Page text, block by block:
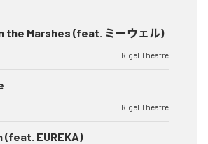
the Marshes (feat. ミーウェル)
Rigël Theatre
Rigël Theatre
(feat. EUREKA)